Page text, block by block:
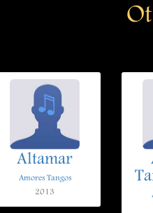
Altamar
Amores Tangos
2013